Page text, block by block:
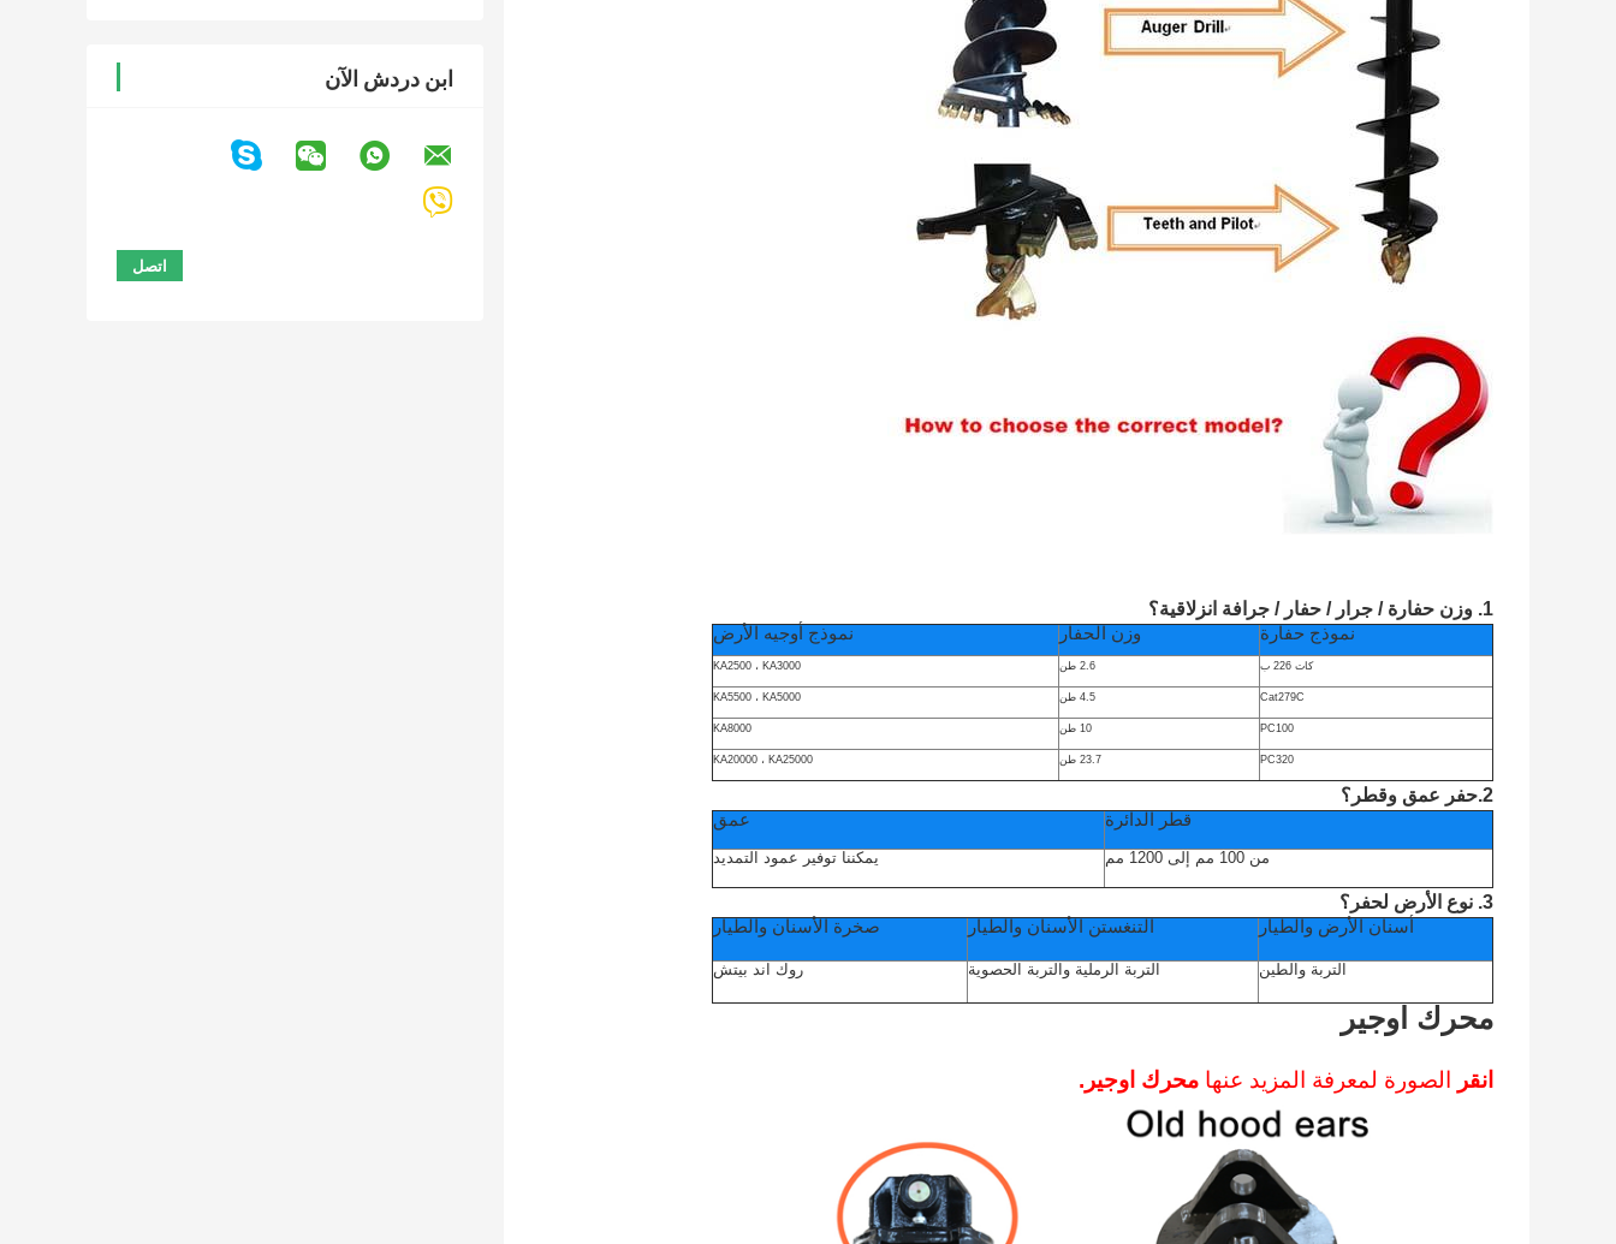
ابن دردش الآن
1. وزن حفارة / جرار / حفار / جرافة انزلاقية؟
نموذج حفارة وزن الحفار نموذج أوجيه الأرض
كات 226 ب 2.6 طن KA2500 ، KA3000
Cat279C 4.5 طن KA5500 ، KA5000
PC100 10 طن KA8000
PC320 23.7 طن KA20000 ، KA25000
2.حفر عمق وقطر؟
قطر الدائرة عمق
من 100 مم إلى 1200 مم يمكننا توفير عمود التمديد
3. نوع الأرض لحفر؟
أسنان الأرض والطيار التنغستن الأسنان والطيار صخرة الأسنان والطيار
التربة والطين التربة الرملية والتربة الحصوية روك اند بيتش
محرك اوجير
انقر الصورة لمعرفة المزيد عنها محرك اوجير.